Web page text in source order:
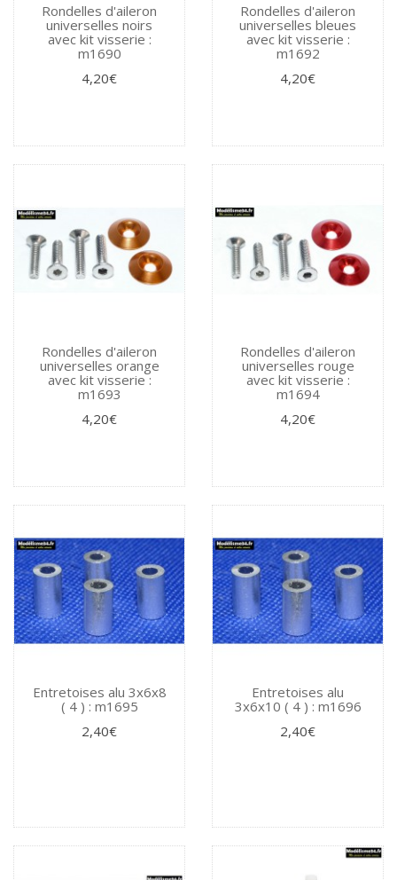
Rondelles d'aileron
universelles noirs
avec kit visserie :
m1690
4,20€
Rondelles d'aileron
universelles bleues
avec kit visserie :
m1692
4,20€
Rondelles d'aileron
universelles orange
avec kit visserie :
m1693
4,20€
Rondelles d'aileron
universelles rouge
avec kit visserie :
m1694
4,20€
Entretoises alu 3x6x8
( 4 ) : m1695
2,40€
Entretoises alu
3x6x10 ( 4 ) : m1696
2,40€